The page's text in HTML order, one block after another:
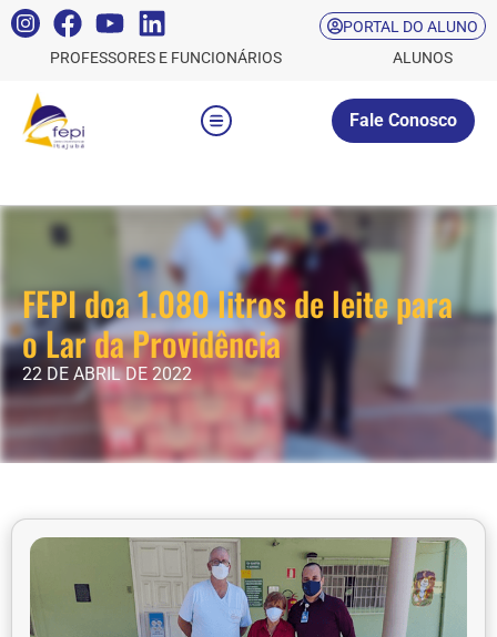
PORTAL DO ALUNO
PROFESSORES E FUNCIONÁRIOS
ALUNOS
Fale Conosco
FEPI doa 1.080 litros de leite para
o Lar da Providência
22 DE ABRIL DE 2022